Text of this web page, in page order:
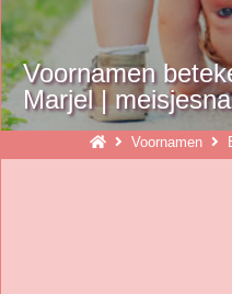
Voornamen
Marjel |
Voornamen